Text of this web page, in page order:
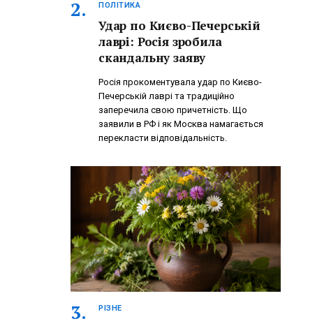
ПОЛІТИКА
Удар по Києво-Печерській
лаврі: Росія зробила
скандальну заяву
Росія прокоментувала удар по Києво-
Печерській лаврі та традиційно
заперечила свою причетність. Що
заявили в РФ і як Москва намагається
перекласти відповідальність.
РІЗНЕ